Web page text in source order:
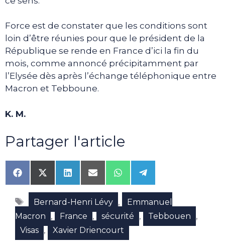
Force est de constater que les conditions sont
loin d’être réunies pour que le président de la
République se rende en France d’ici la fin du
mois, comme annoncé précipitamment par
l’Elysée dès après l’échange téléphonique entre
Macron et Tebboune.
K. M.
Partager l'article
Share
on
Facebook
Share
on
X
(Twitter)
Share
on
LinkedIn
Share
on
Email
Share
on
WhatsApp
Share
on
Telegram
Étiquettes
Bernard-Henri Lévy ,
Emmanuel
Macron
, France , sécurité , Tebbouen ,
Visas , Xavier Driencourt